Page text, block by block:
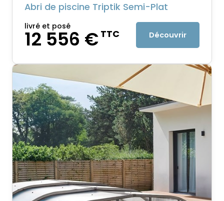
Abri de piscine Triptik Semi-Plat
livré et posé
12 556 €TTC Découvrir